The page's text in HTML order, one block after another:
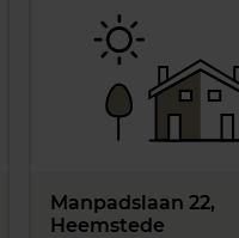
Manpadslaan 22,
Heemstede